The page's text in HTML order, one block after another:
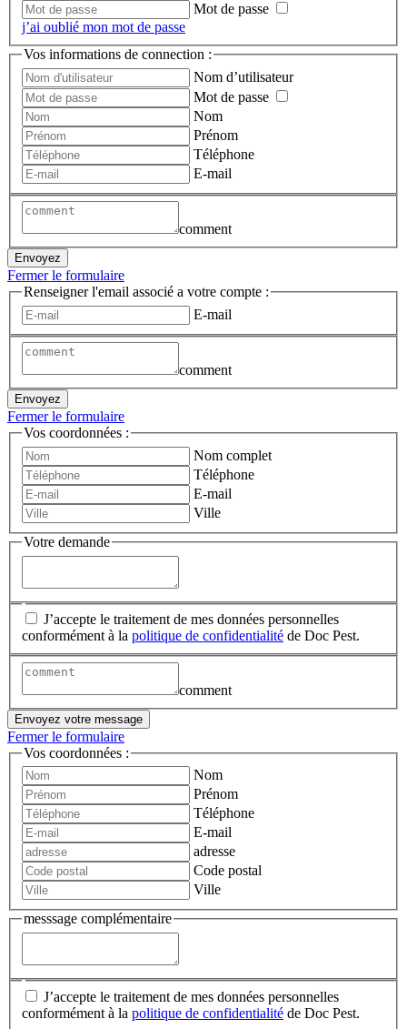
Mot de passe
j’ai oublié mon mot de passe
Vos informations de connection :
Nom d’utilisateur
Mot de passe
Nom
Prénom
Téléphone
E-mail
comment
Envoyez
Fermer le formulaire
Renseigner l'email associé a votre compte :
E-mail
comment
Envoyez
Fermer le formulaire
Vos coordonnées :
Nom complet
Téléphone
E-mail
Ville
Votre demande
J’accepte le traitement de mes données personnelles
conformément à la politique de confidentialité de Doc Pest.
comment
Envoyez votre message
Fermer le formulaire
Vos coordonnées :
Nom
Prénom
Téléphone
E-mail
adresse
Code postal
Ville
messsage complémentaire
J’accepte le traitement de mes données personnelles
conformément à la politique de confidentialité de Doc Pest.